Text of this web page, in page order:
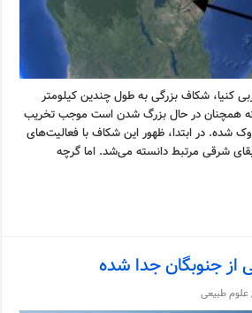
کنیا، شکاف بزرگی به طول چندین کیلومتر
همچنان در حال بزرگ شدن است موجب تخریب
شده. در ابتدا، ظهور این شکاف با فعالیت‌های
شرقی مرتبط دانسته می‌شد. اما گرچه
از جنوبگان جدا شده
,علوم طبیعی